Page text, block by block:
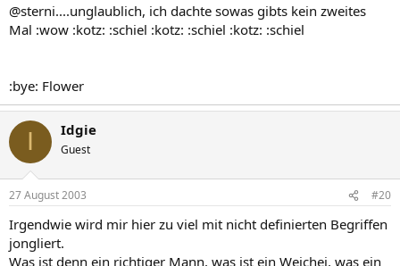
@sterni....unglaublich, ich dachte sowas gibts kein zweites
Mal :wow :kotz: :schiel :kotz: :schiel :kotz: :schiel
:bye: Flower
I Idgie
Guest
27 August 2003 #20
Irgendwie wird mir hier zu viel mit nicht definierten Begriffen
jongliert.
Was ist denn ein richtiger Mann, was ist ein Weichei, was ein